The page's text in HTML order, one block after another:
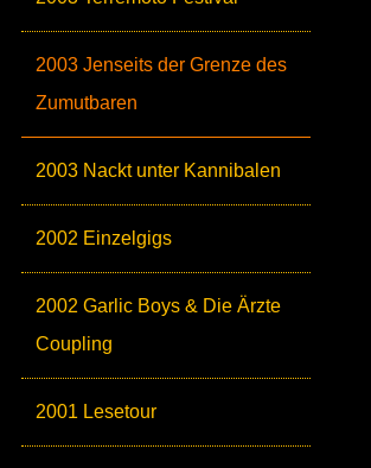
2003 Jenseits der Grenze des
Zumutbaren
2003 Nackt unter Kannibalen
2002 Einzelgigs
2002 Garlic Boys & Die Ärzte
Coupling
2001 Lesetour